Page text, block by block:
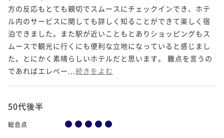
方の反応もとても親切でスムースにチェックインでき、ホテ
ル内のサービスに関しても詳しく知ることができて楽しく宿
泊できました。また駅が近いこともとありショッピングもス
ムースで観光に行くにも便利な立地になっていると感じまし
た。とにかく素晴らしいホテルだと思います。 難点を言うの
であればエレベー... 続きをよむ
50代後半
総合点